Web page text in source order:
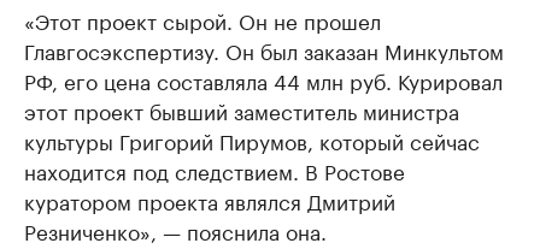
«Этот проект сырой. Он не прошел
Главгосэкспертизу. Он был заказан Минкультом
РФ, его цена составляла 44 млн руб. Курировал
этот проект бывший заместитель министра
культуры Григорий Пирумов, который сейчас
находится под следствием. В Ростове
куратором проекта являлся Дмитрий
Резниченко», — пояснила она.